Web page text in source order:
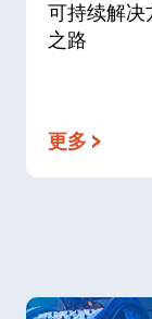
可持续解决
之路
更多 >